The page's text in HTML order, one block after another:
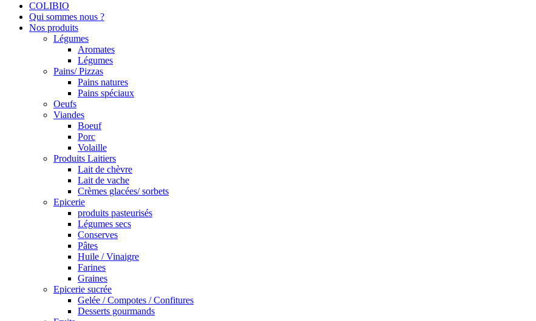
COLIBIO
Qui sommes nous ?
Nos produits
Légumes
Aromates
Légumes
Pains/ Pizzas
Pains natures
Pains spéciaux
Oeufs
Viandes
Boeuf
Porc
Volaille
Produits Laitiers
Lait de chèvre
Lait de vache
Crèmes glacées/ sorbets
Epicerie
produits pasteurisés
Légumes secs
Conserves
Pâtes
Huile / Vinaigre
Farines
Graines
Epicerie sucrée
Gelée / Compotes / Confitures
Desserts gourmands